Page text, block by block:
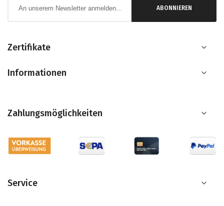
ABONNIEREN
Zertifikate
Informationen
Zahlungsmöglichkeiten
Service